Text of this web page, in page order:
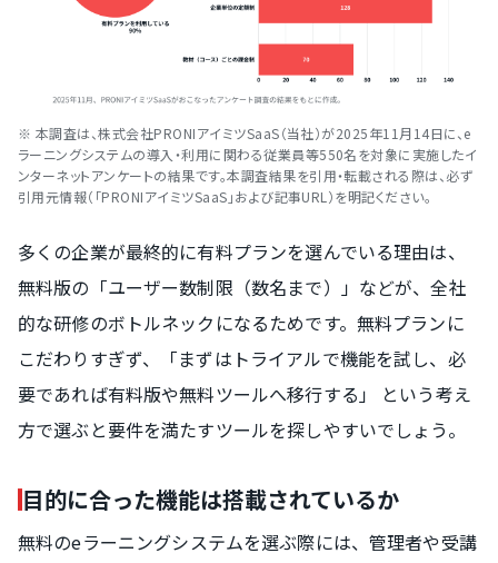
※ 本調査は、株式会社PRONIアイミツSaaS（当社）が2025年11月14日に、e
ラーニングシステムの導入・利用に関わる従業員等550名を対象に実施したイ
ンターネットアンケートの結果です。本調査結果を引用・転載される際は、必ず
引用元情報（「PRONIアイミツSaaS」および記事URL）を明記ください。
多くの企業が最終的に有料プランを選んでいる理由は、
無料版の「ユーザー数制限（数名まで）」などが、全社
的な研修のボトルネックになるためです。無料プランに
こだわりすぎず、「まずはトライアルで機能を試し、必
要であれば有料版や無料ツールへ移行する」 という考え
方で選ぶと要件を満たすツールを探しやすいでしょう。
目的に合った機能は搭載されているか
無料のeラーニングシステムを選ぶ際には、管理者や受講